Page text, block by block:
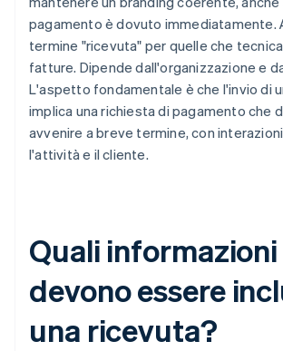
pagamento è dovuto immediatamente.
termine "ricevuta" per quelle che
fatture. Dipende dall'organizzazione e
L'aspetto fondamentale è che l'invio di
implica una richiesta di pagamento che
avvenire a breve termine, con
l'attività e il cliente.
Quali informazioni
devono essere
una ricevuta?